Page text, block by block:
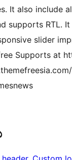
It also include
supports RTL.
slider
Supports at